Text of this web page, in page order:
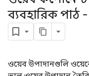
ব্যবহারিক পাঠ
ওয়েব উপাদানগুলি